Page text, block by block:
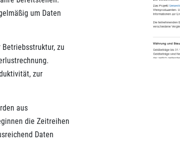
um Daten
zu
zur
aus
die Zeitreihen
Daten